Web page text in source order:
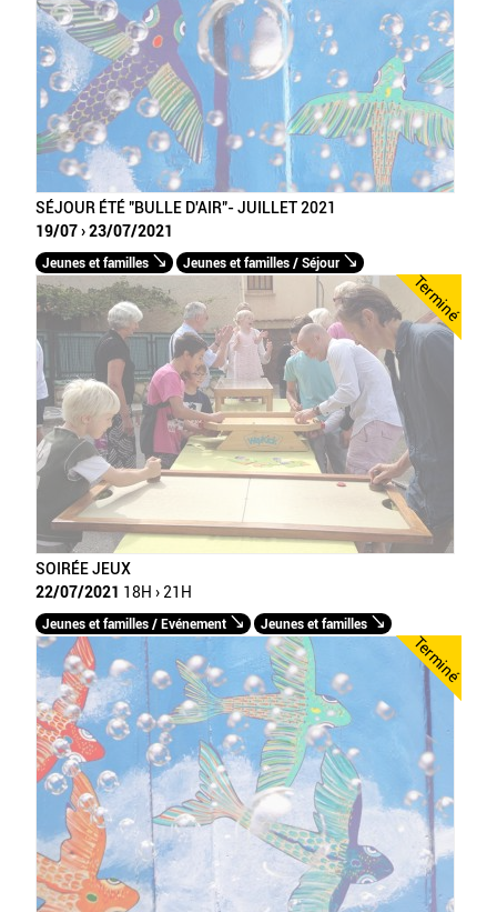
SÉJOUR ÉTÉ "BULLE D'AIR"- JUILLET 2021
19/07 › 23/07/2021
Jeunes et familles Jeunes et familles / Séjour
Terminé
SOIRÉE JEUX
22/07/2021 18H › 21H
Jeunes et familles / Evénement Jeunes et familles
Terminé